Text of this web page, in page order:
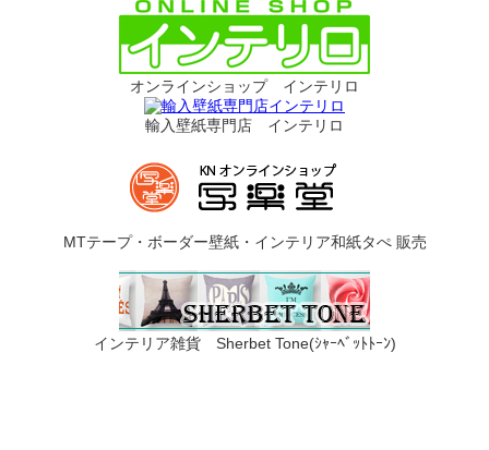
オンラインショップ インテリロ
輸入壁紙専門店 インテリロ
MTテープ・ボーダー壁紙・インテリア和紙タぺ 販売
インテリア雑貨 Sherbet Tone(ｼｬｰﾍﾞｯﾄﾄｰﾝ)